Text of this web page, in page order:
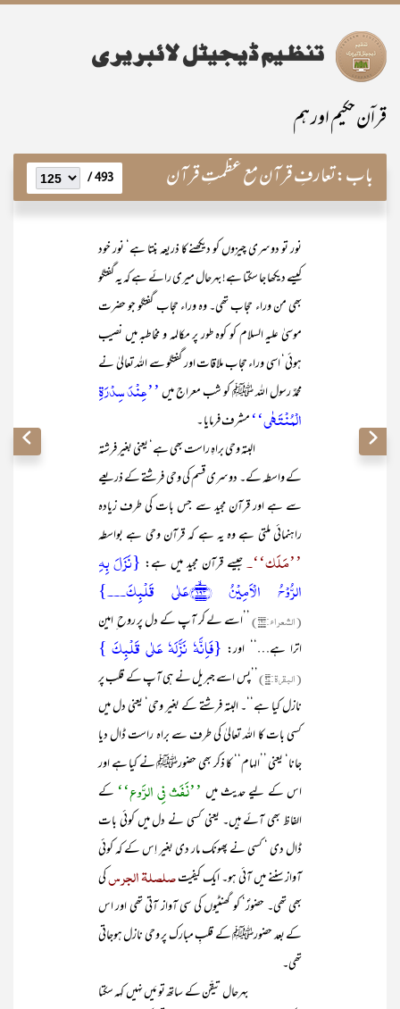
قراۤن حکیم اور ہم
باب:تعارفِ قرآن مع عظمتِ قرآن 493 /
نور تو دوسری چیزوں کو دیکھنے کا ذریعہ بنتا ہے‘ نور خود
کیسے دیکھا جا سکتا ہے! بہرحال میری رائے ہے کہ یہ گفتگو
بھی من وراء حجاب تھی۔ وہ وراء حجاب گفتگو جو حضرت
موسیٰ علیہ السلام کو کوہ طور پر مکالمہ و مخاطبہ میں نصیب
ہوئی‘ اسی وراء حجاب ملاقات اور گفتگو سے اللہ تعالیٰ نے
محمدٌ رسول اللہ ﷺ کو شب معراج میں’’عِنۡدَ سِدۡرَۃِ
الۡمُنۡتَہٰی‘‘مشرف فرمایا ۔
البتہ وحی براہِ راست بھی ہے‘ یعنی بغیر فرشتہ
کے واسطہ کے۔ دوسری قسم کی وحی فرشتے کے ذریعے
سے ہے اور قرآن مجید سے جس بات کی طرف زیادہ
راہنمائی ملتی ہے وہ یہ ہے کہ قرآن وحی ہے بواسطہ
’’مَلَک‘‘۔جیسے قرآن مجید میں ہے: {نَزَلَ بِہِ
الرُّوۡحُ الۡاَمِیۡنُ ﴿۱۹۳﴾ۙعَلٰی قَلۡبِکَ۔۔۔}
(الشعراء:۱۹۴)
’’اسے لے کر آپ کے دل پر روح ِ امین
اترا ہے…‘‘ اور: {فَاِنَّہٗ نَزَّلَہٗ عَلٰی قَلۡبِکَ }
(البقرۃ:۹۷)
’’پس اسے جبریل نے ہی آپ کے قلب پر
نازل کیا ہے‘‘۔ البتہ فرشتے کے بغیر وحی‘ یعنی دل میں
کسی بات کا اللہ تعالیٰ کی طرف سے براہ راست ڈال دیا
جانا‘ یعنی ’’الہام‘‘ کا ذکر بھی حضورﷺ نے کیا ہے اور
اس کے لیے حدیث میں ’’نَفَث فِی الرَّوع‘‘ کے
الفاظ بھی آئے ہیں۔ یعنی کسی نے دل میں کوئی بات
ڈال دی ‘ کسی نے پھونک مار دی بغیر اِس کے کہ کوئی
آواز سننے میں آئی ہو۔ ایک کیفیتصلصلۃ الجرسکی
بھی تھی۔ حضورؐ‘ کو گھنٹیوں کی سی آواز آتی تھی اور اس
کے بعد حضورﷺ کے قلبِ مبارک پر وحی نازل ہوجاتی
تھی۔
بہرحال تیقّن کے ساتھ تو مَیں نہیں کہہ سکتا